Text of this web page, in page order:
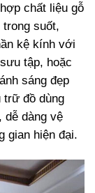
chất liệu gỗ
suốt,
kệ kính với
tập, hoặc
sáng đẹp
trữ đồ dùng
dễ dàng vệ
gian hiện đại.